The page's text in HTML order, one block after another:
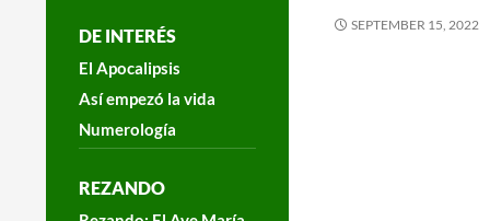
SEPTEMBER 15, 2022
DE INTERÉS
El Apocalipsis
Así empezó la vida
Numerología
REZANDO